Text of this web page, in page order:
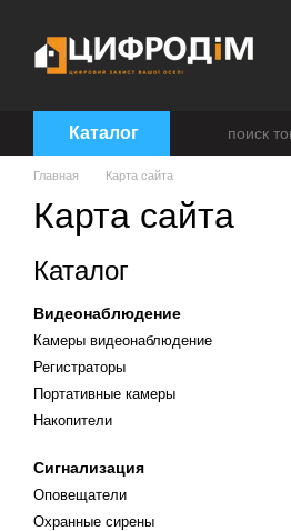
Каталог
Главная Карта сайта
Карта сайта
Каталог
Видеонаблюдение
Камеры видеонаблюдение
Регистраторы
Портативные камеры
Накопители
Сигнализация
Оповещатели
Охранные сирены